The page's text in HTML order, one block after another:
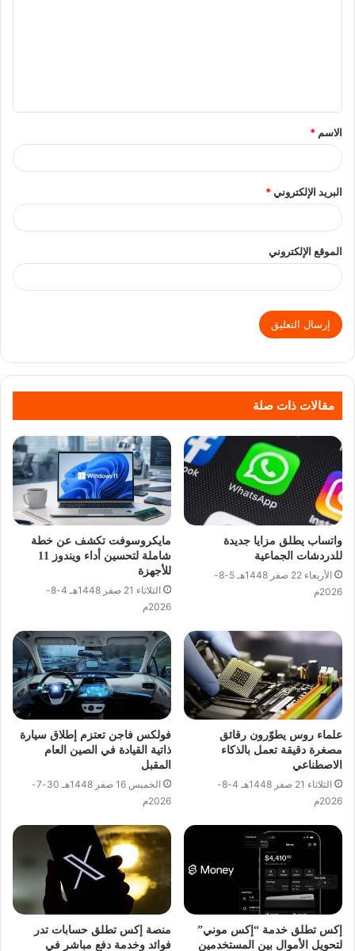
الاسم *
البريد الإلكتروني*
الموقع الإلكتروني
مقالات ذات صلة
واتساب يطلق مزايا جديدة
للدردشات الجماعية
الأربعاء 22 صفر 1448هـ 5-8-
2026م
مايكروسوفت تكشف عن خطة
شاملة لتحسين أداء ويندوز 11
للأجهزة
الثلاثاء 21 صفر 1448هـ 4-8-
2026م
علماء روس يطوّرون رقائق
مصغرة دقيقة تعمل بالذكاء
الاصطناعي
الثلاثاء 21 صفر 1448هـ 4-8-
2026م
فولكس فاجن تعتزم إطلاق سيارة
ذاتية القيادة في الصين العام
المقبل
الخميس 16 صفر 1448هـ 30-7-
2026م
إكس تطلق خدمة “إكس موني”
لتحويل الأموال بين المستخدمين
منصة إكس تطلق حسابات تدر
فوائد وخدمة دفع مباشر في